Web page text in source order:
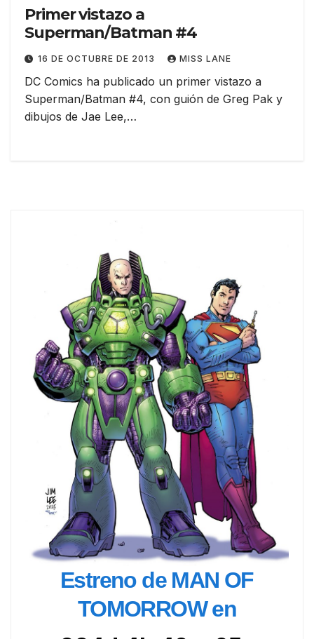
Primer vistazo a
Superman/Batman #4
16 DE OCTUBRE DE 2013 MISS LANE
DC Comics ha publicado un primer vistazo a
Superman/Batman #4, con guión de Greg Pak y
dibujos de Jae Lee,…
Estreno de MAN OF
TOMORROW en